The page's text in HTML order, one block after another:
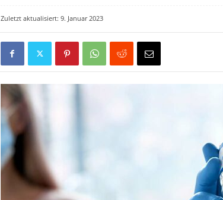
r
z
Zuletzt aktualisiert: 9. Januar 2023